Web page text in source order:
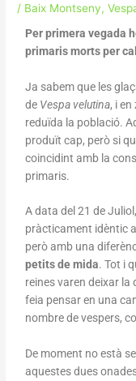
/ Baix Montseny,
Per primera vegada
primaris morts per
Ja sabem que les
de Vespa velutina, i
reduïda la població.
produït cap, però si
coincidint amb la
primaris.
A data del 21 de
pràcticament idèntic
però amb una
petits de mida. Tot i
reines varen deixar la
feia pensar en una
nombre de vespers,
De moment no està
aquestes dues